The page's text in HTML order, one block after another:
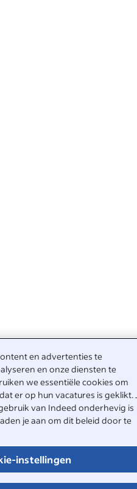
en advertenties te
en onze diensten te
we essentiële cookies om
er op hun vacatures is geklikt.
van Indeed onderhevig is
je aan om dit beleid door te
instellingen